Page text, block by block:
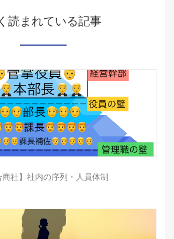
読まれている記事
商社】社内の序列・人員体制